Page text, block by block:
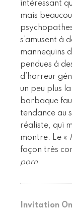
intéressant
mais
s’amusent à
mannequins
pendues à
d’horreur
un peu plus
barbaque
tendance au
réaliste, qui
montre. Le «
façon très
porn.
Invitation